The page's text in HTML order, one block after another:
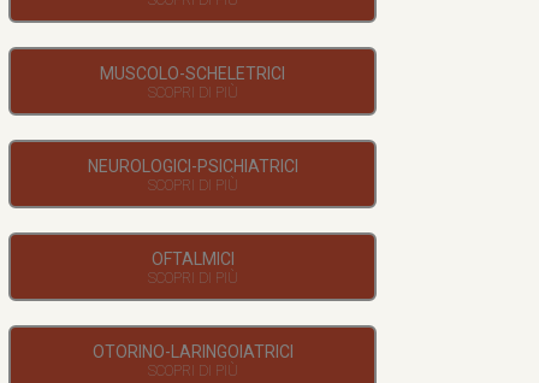
MUSCOLO-SCHELETRICI
NEUROLOGICI-PSICHIATRICI
OFTALMICI
OTORINO-LARINGOIATRICI